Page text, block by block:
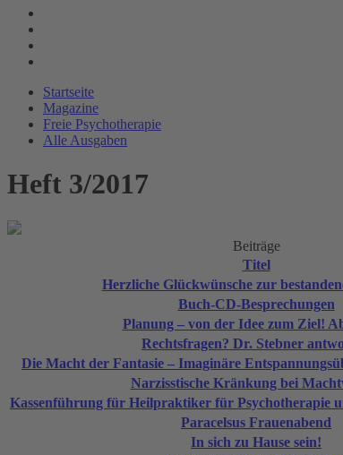
Startseite
Magazine
Freie Psychotherapie
Alle Ausgaben
Heft 3/2017
Beiträge
Titel
Herzliche Glückwünsche zur
Buch-CD-Besprechungen
Planung – von der Idee zum Ziel!
Rechtsfragen? Dr. Stebner
Die Macht der Fantasie – Imaginäre
Narzisstische Kränkung bei
Kassenführung für Heilpraktiker für Psychotherapie
Paracelsus Frauenabend
In sich zu Hause sein!